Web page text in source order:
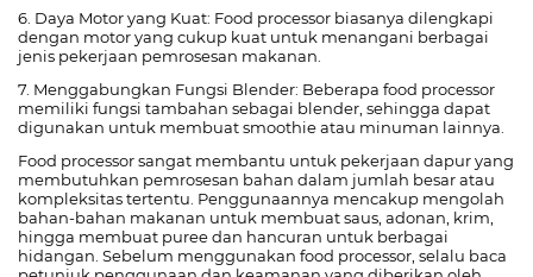
6. Daya Motor yang Kuat: Food processor biasanya dilengkapi
dengan motor yang cukup kuat untuk menangani berbagai
jenis pekerjaan pemrosesan makanan.
7. Menggabungkan Fungsi Blender: Beberapa food processor
memiliki fungsi tambahan sebagai blender, sehingga dapat
digunakan untuk membuat smoothie atau minuman lainnya.
Food processor sangat membantu untuk pekerjaan dapur yang
membutuhkan pemrosesan bahan dalam jumlah besar atau
kompleksitas tertentu. Penggunaannya mencakup mengolah
bahan-bahan makanan untuk membuat saus, adonan, krim,
hingga membuat puree dan hancuran untuk berbagai
hidangan. Sebelum menggunakan food processor, selalu baca